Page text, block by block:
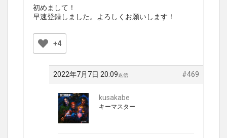
初めまして！
早速登録しました。よろしくお願いします！
+4
2022年7月7日 20:09 #469
返信
kusakabe
キーマスター